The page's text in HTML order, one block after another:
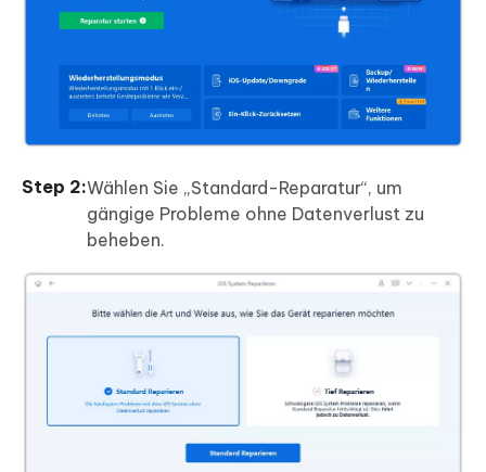
Wählen Sie „Standard-Reparatur“, um
gängige Probleme ohne Datenverlust zu
beheben.